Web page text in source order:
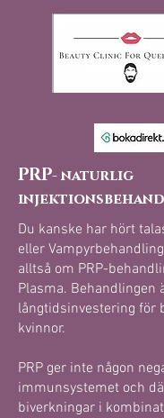
PRP- naturlig
Du kanske har hört
eller
alltså om PRP-
Plasma. Behandlingen
långtidsinvestering för
kvinnor.
PRP ger inte någon
immunsystemet och
biverkningar i